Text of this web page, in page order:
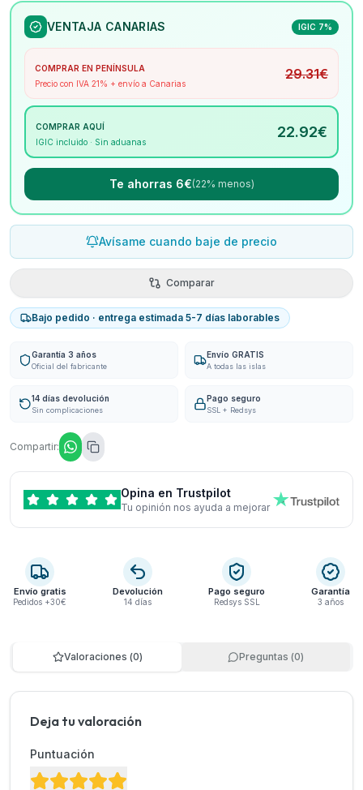
VENTAJA CANARIAS IGIC 7%
COMPRAR EN PENÍNSULA
Precio con IVA 21% + envío a Canarias
29.31€
COMPRAR AQUÍ
IGIC incluido · Sin aduanas
22.92€
Te ahorras 6€(22% menos)
Avísame cuando baje de precio
Comparar
Bajo pedido · entrega estimada 5-7 días laborables
Garantía 3 años
Oficial del fabricante
Envío GRATIS
A todas las islas
14 días devolución
Sin complicaciones
Pago seguro
SSL + Redsys
Compartir:
Opina en Trustpilot
Tu opinión nos ayuda a mejorar
Envío gratis
Pedidos +30€
Devolución
14 días
Pago seguro
Redsys SSL
Garantía
3 años
Valoraciones (0) Preguntas (0)
Deja tu valoración
Puntuación